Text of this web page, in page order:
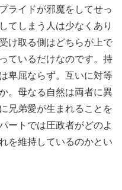
ライドが邪魔をしてせっ
てしまう人は少なくあり
け取る側はどちらが上で
ているだけなのです。持
卑屈ならず。互いに対等
。母なる自然は両者に異
兄弟愛が生まれることを
ートでは圧政者がどのよ
を維持しているのかとい